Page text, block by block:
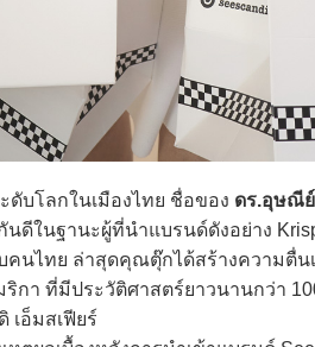
โลกในเมืองไทย ชื่อของ ดร.อุษณี
ดีในฐานะผู้ที่นำแบรนด์ดังอย่าง
นไทย ล่าสุดคุณตุ๊กได้สร้างความตื่นเ
กา ที่มีประวัติศาสตร์ยาวนานกว่า
เอ็มสเฟียร์